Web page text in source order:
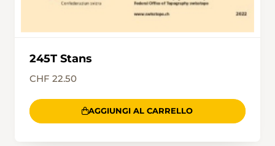
245T Stans
CHF 22.50
AGGIUNGI AL CARRELLO